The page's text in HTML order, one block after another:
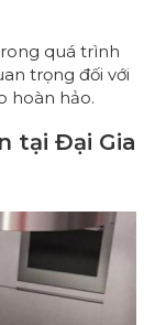
quá trình
trọng đối với
hoàn hảo.
tại Đại Gia